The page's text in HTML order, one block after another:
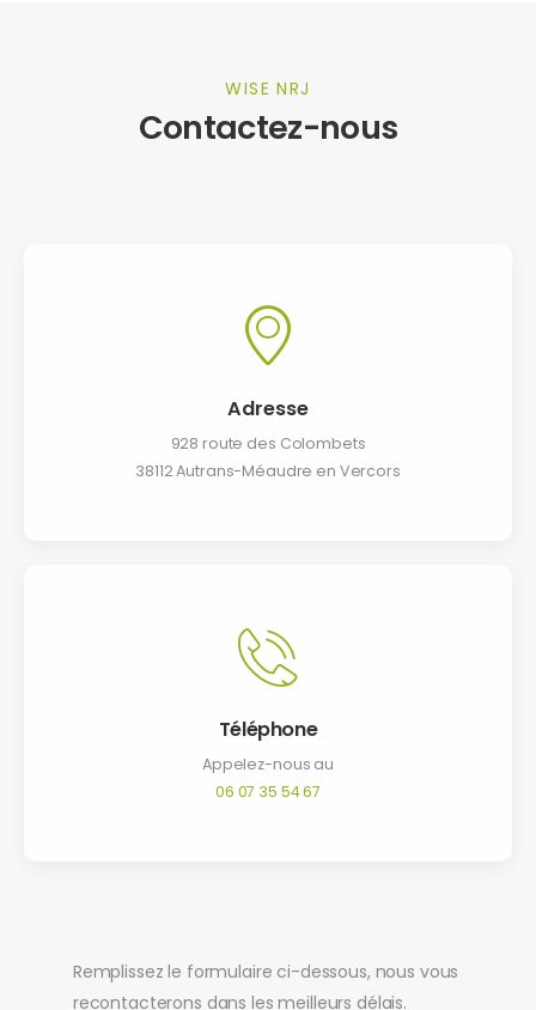
WISE NRJ
Contactez-nous
Adresse
928 route des Colombets
38112 Autrans-Méaudre en Vercors
Téléphone
Appelez-nous au
06 07 35 54 67
Remplissez le formulaire ci-dessous, nous vous
recontacterons dans les meilleurs délais.